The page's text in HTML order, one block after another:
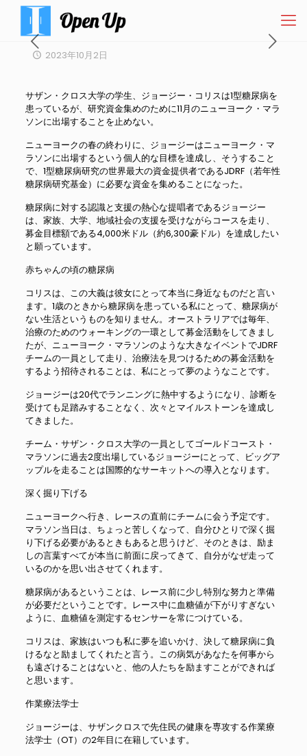
2023年10月2日
サザン・クロス大学の学生、ジョージー・コリスは1型糖尿病を
患っているが、研究資金集めのために11月のニューヨーク・マラ
ソンに出場することを止めない。
ニューヨークの春の終わりに、ジョージーはニューヨーク・マ
ラソンに出場するという個人的な目標を達成し、そうすること
で、1型糖尿病研究の世界最大の資金提供者であるJDRF（若年性
糖尿病研究基金）に必要な資金を集めることになった。
糖尿病に対する認識と支援の熱心な提唱者であるジョージー
は、家族、大学、地域社会の支援を受けながらコースを走り、
募金目標額である4,000米ドル（約6,300豪ドル）を達成したい
と願っています。
赤ちゃんの頃の糖尿病
コリスは、この大義は彼女にとって本当に身近なものだと言い
ます。1歳のときから糖尿病を患っている私にとって、糖尿病が
ない生活というものを知りません。オーストラリアでは毎年、
治療のためのウォーキングの一環として募金活動をしてきまし
たが、ニューヨーク・マラソンのような大きなイベントでJDRF
チームの一員として走り、治療法を見つけるための募金活動を
するよう招待されることは、私にとって夢のようなことです。
ジョージーは20代でランニングに熱中するようになり、診断を
受けても足踏みすることなく、次々とマイルストーンを達成し
てきました。
チーム・サザン・クロス大学の一員としてゴールドコースト・
マラソンに過去2度出場しているジョージーにとって、ビッグア
ップルを走ることは国際的なサーキットへの導入となります。
深く掘り下げる
ニューヨークへ行き、レースの直前にチームに会う予定です。
マラソン当日は、ちょっと苦しくなって、自分ひとりで深く掘
り下げる必要があるときもあると思うけど、そのときは、励ま
しの言葉すべてが本当に前面に戻ってきて、自分がなぜ走って
いるのかを思い出させてくれます。
糖尿病があるということは、レース前に少し特別な努力と準備
が必要だということです。レース中に血糖値が下がりすぎない
ように、血糖値を測定するセンサーを常につけている。
コリスは、家族はいつも私に夢を追いかけ、決して糖尿病に負
けるなと励ましてくれたと言う。この病気があなたを何事から
も遠ざけることはないと、他の人たちを励ますことができれば
と思います。
作業療法学士
ジョージーは、サザンクロスで先住民の健康を専攻する作業療
法学士（OT）の2年目に在籍しています。